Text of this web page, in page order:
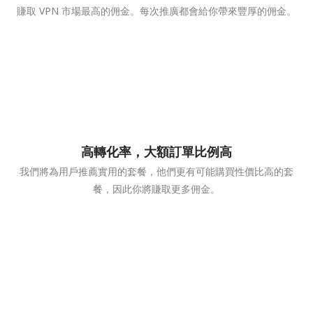
賺取 VPN 市場最高的佣金。每次推廣都會給你帶來豐厚的佣金。
高轉化率，大額訂單比例高
我們將為用戶推薦實用的套餐，他們更有可能購買性價比高的套
餐，因此你將賺取更多佣金。